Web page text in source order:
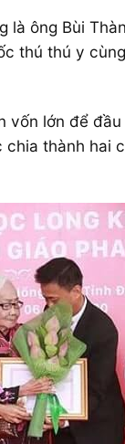
ông Bùi
thú thú y
lớn để
thành hai